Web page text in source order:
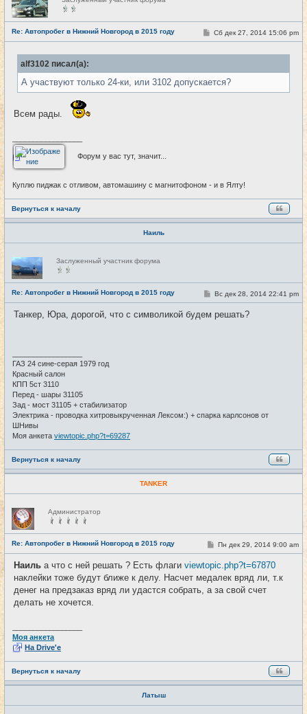
е
в
с
е
т
и
Re: Автопробег в Нижний Новгород в 2015 году #26
С
о
б
е
н
Сб дек 27, 2014 15:06 pm
alf3102 писал(а):
А участвуют только 24-ки, или 3102 допускается?
Всем рады.
Форум у вас тут, значит...
Куплю пиджак с отливом, автомашину с магнитофоном - и в Ялту!
Вернуться к началу
Наиль
Н
е
в
с
е
т
и
Заслуженный участник форума
Re: Автопробег в Нижний Новгород в 2015 году #27
С
о
б
Вс дек 28, 2014 22:41 pm
Танкер, Юра, дорогой, что с символикой будем решать?
ГАЗ 24 сине-серая 1979 год
Красный салон
КПП 5ст 3110
Перед - шары 31105
Зад - мост 31105 + стабилизатор
Электрика - проводка хитровыкрученная Лексом:) + спарка карлсонов от
ШНивы
Моя анкета viewtopic.php?t=69287
Вернуться к началу
TANKER
Н
е
в
с
е
т
и
Администратор
Re: Автопробег в Нижний Новгород в 2015 году #28
С
о
о
б
щ
н
Пн дек 29, 2014 9:00 am
Наиль а что с ней решать ? Есть флаги viewtopic.php?t=67870
наклейки тоже будут ближе к делу. Насчет медалек вряд ли, т.к
денег на предзаказ вряд ли удастся собрать, а за свой счет
делать не хочется.
Моя анкета
На Drive'e
Вернуться к началу
Латыш